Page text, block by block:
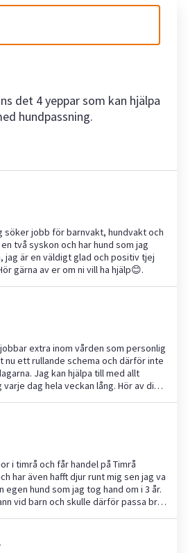
det 4 yeppar som kan hjälpa
hundpassning.
söker jobb för barnvakt, hundvakt och
två syskon och har hund som jag
jag är en väldigt glad och positiv tjej
gärna av er om ni vill ha hjälp😊.
extra inom vården som personlig
nu ett rullande schema och därför inte
Jag kan hjälpa till med allt
dag hela veckan lång. Hör av dig
i timrå och får handel på Timrå
har även hafft djur runt mig sen jag va
egen hund som jag tog hand om i 3 år.
vid barn och skulle därför passa bra
fritid gilla jag att vara me
med familjen